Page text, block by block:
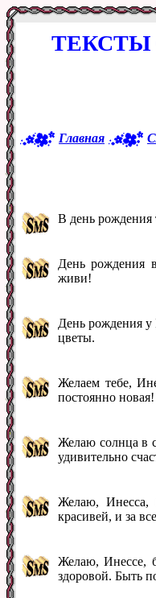
ТЕКСТЫ
Главная
В день рождения
День рождения
живи!
День рождения
цветы.
Желаем тебе,
постоянно
Желаю солнца в
удивительно
Желаю, Инесса,
красивей, и за
Желаю, Инессе,
здоровой. Быть